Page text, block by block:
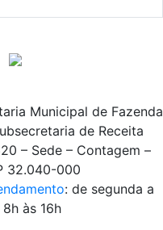
Municipal de Fazenda
de Receita
– Sede – Contagem –
32.040-000
: de segunda a
às 16h